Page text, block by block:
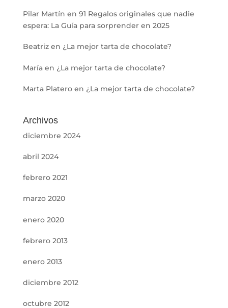
Pilar Martín en 91 Regalos originales que nadie
espera: La Guía para sorprender en 2025
Beatrizen ¿La mejor tarta de chocolate?
Maríaen ¿La mejor tarta de chocolate?
Marta Plateroen ¿La mejor tarta de chocolate?
Archivos
diciembre 2024
abril 2024
febrero 2021
marzo 2020
enero 2020
febrero 2013
enero 2013
diciembre 2012
octubre 2012